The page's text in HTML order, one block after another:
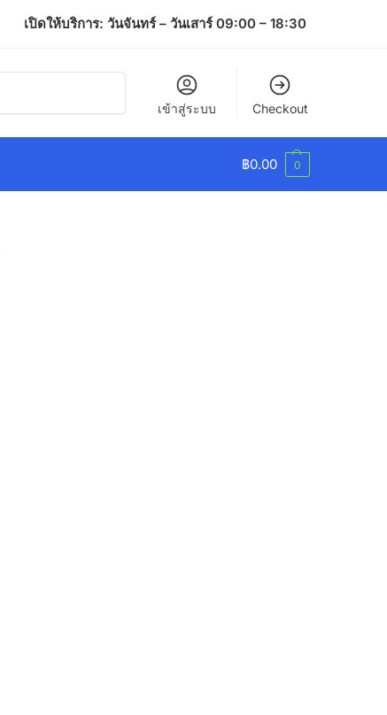
เปิดให้บริการ: วันจันทร์ – วันเสาร์ 09:00 – 18:30
เข้าสู่ระบบ Checkout
฿0.00 0